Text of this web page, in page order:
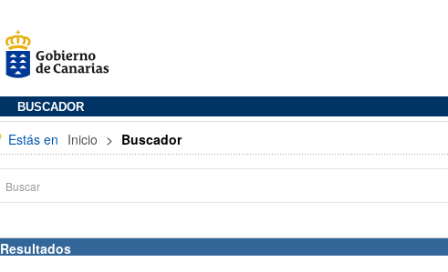
BUSCADOR
Estás en Inicio > Buscador
Resultados